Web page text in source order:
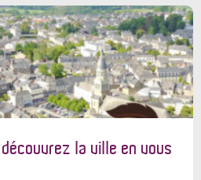
découvrez la ville en vous